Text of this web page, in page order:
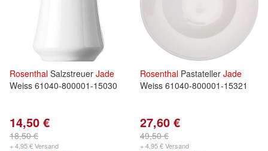
Rosenthal Salzstreuer Jade
Weiss 61040-800001-15030
14,50 €
18,50 €
+ 4,95 € Versand
Rosenthal Pastateller Jade
Weiss 61040-800001-15321
27,60 €
49,50 €
+ 4,95 € Versand